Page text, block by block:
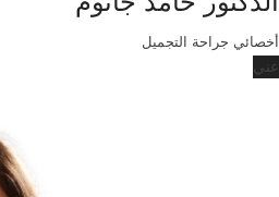
أخصائي جراحة التجميل
عني